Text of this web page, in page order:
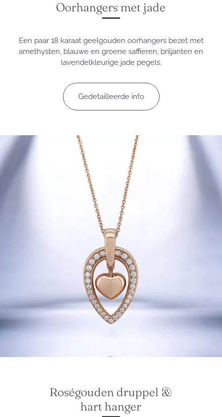
Oorhangers met jade
Een paar 18 karaat geelgouden oorhangers bezet met
amethysten, blauwe en groene saffieren, briljanten en
lavendelkleurige jade pegels.
Gedetailleerde info
Roségouden druppel &
hart hanger